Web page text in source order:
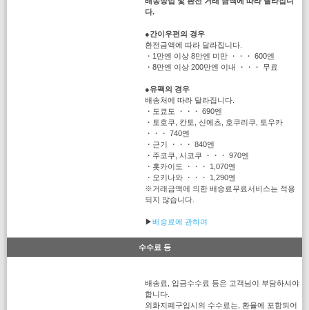
다.
●간이우편의 경우
환전금액에 따라 달라집니다.
・1만엔 이상 8만엔 미만 ・・・ 600엔
・8만엔 이상 200만엔 이내 ・・・ 무료
●유팩의 경우
배송처에 따라 달라집니다.
・도쿄도 ・・・ 690엔
・토호쿠, 칸토, 신에츠, 호쿠리쿠, 토우카
・・・ 740엔
・근기 ・・・ 840엔
・주코쿠, 시코쿠 ・・・ 970엔
・홋카이도 ・・・ 1,070엔
・오키나와 ・・・ 1,290엔
※거래금액에 의한 배송료무료서비스는 적용
되지 않습니다.
▶배송료에 관하여
수수료 등
배송료, 입금수수료 등은 고객님이 부담하셔야
합니다.
외화지폐구입시의 수수료는, 환율에 포함되어